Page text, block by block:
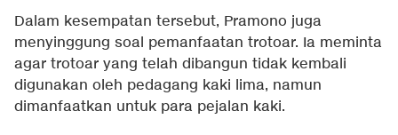
Dalam kesempatan tersebut, Pramono juga
menyinggung soal pemanfaatan trotoar. Ia meminta
agar trotoar yang telah dibangun tidak kembali
digunakan oleh pedagang kaki lima, namun
dimanfaatkan untuk para pejalan kaki.